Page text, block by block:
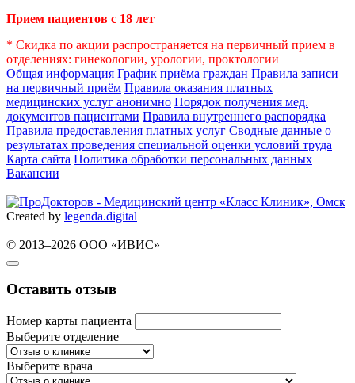
Прием пациентов с 18 лет
* Скидка по акции распространяется на первичный прием в
отделениях: гинекологии, урологии, проктологии
Общая информация График приёма граждан Правила записи
на первичный приём Правила оказания платных
медицинских услуг анонимно Порядок получения мед.
документов пациентами Правила внутреннего распорядка
Правила предоставления платных услуг Сводные данные о
результатах проведения специальной оценки условий труда
Карта сайта Политика обработки персональных данных
Вакансии
Created by legenda.digital
© 2013–2026 ООО «ИВИС»
Оставить отзыв
Номер карты пациента
Выберите отделение
Выберите врача